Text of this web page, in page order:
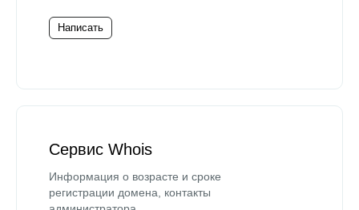
Написать
Сервис Whois
Информация о возрасте и сроке
регистрации домена, контакты